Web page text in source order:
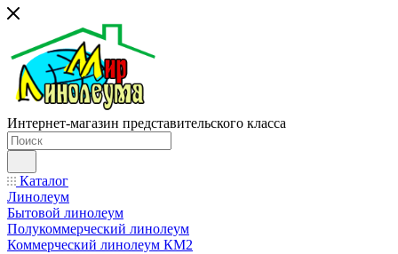
Интернет-магазин представительского класса
Каталог
Линолеум
Бытовой линолеум
Полукоммерческий линолеум
Коммерческий линолеум КМ2